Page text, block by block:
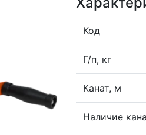
Код
Г/п, кг
Канат, м
Наличие